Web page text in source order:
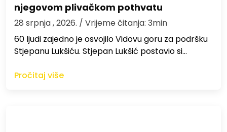
njegovom plivačkom pothvatu
28 srpnja , 2026. / Vrijeme čitanja: 3min
60 ljudi zajedno je osvojilo Vidovu goru za podršku
Stjepanu Lukšiću. Stjepan Lukšić postavio si…
Pročitaj više